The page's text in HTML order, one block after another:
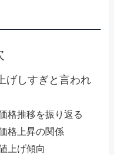
げしすぎと言われ
格推移を振り返る
格上昇の関係
上げ傾向